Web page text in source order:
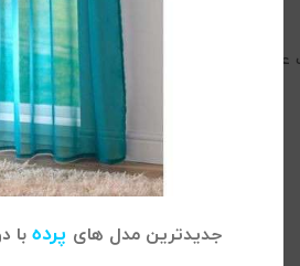
جدیدترین مدل های پرده با
روتختی دو رویه 160×220 سانتی